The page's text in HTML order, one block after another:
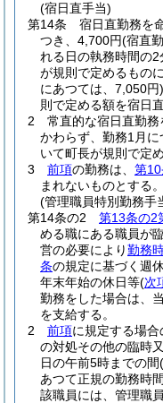
(宿日直手当)
第14条
宿日直勤務を
つき、4,700円(宿直
れる日の執務時間の
が規則で定めるもの
にあつては、7,050円)
則で定める額を宿日
2
常直的な宿日直勤
かわらず、勤務1月
いて町長が規則で定
3
前項の勤務は、 第10
まれないものとする。
(管理職員特別勤務手
第14条の2
第13条の2
める職にある職員が
営の必要により勤務
条の規定に基づく週
年末年始の休日等(次
勤務をした場合は、
を支給する。
2
前項に規定する場合
の対処その他の臨時
日の午前5時までの間
あつて正規の勤務時
該職員には、管理職